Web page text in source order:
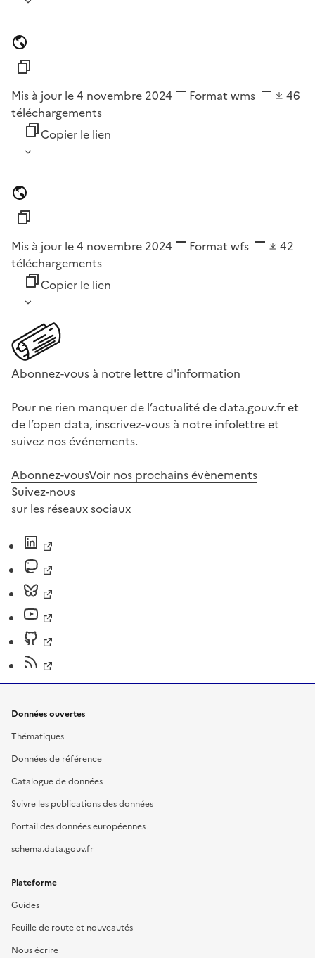
Mis à jour le 4 novembre 2024 Format wms
46
téléchargements
Copier le lien
Mis à jour le 4 novembre 2024 Format wfs
42
téléchargements
Copier le lien
Abonnez-vous à notre lettre d'information
Pour ne rien manquer de l’actualité de data.gouv.fr et
de l’open data, inscrivez-vous à notre infolettre et
suivez nos événements.
Abonnez-vousVoir nos prochains évènements
Suivez-nous
sur les réseaux sociaux
Données ouvertes
Thématiques
Données de référence
Catalogue de données
Suivre les publications des données
Portail des données européennes
schema.data.gouv.fr
Plateforme
Guides
Feuille de route et nouveautés
Nous écrire